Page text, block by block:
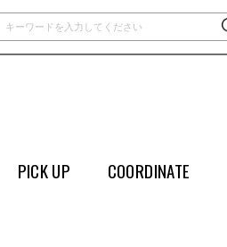
PICK UP COORDINATE